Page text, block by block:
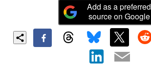
Add as a preferred
source on Google